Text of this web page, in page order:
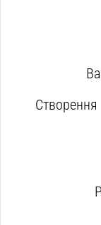
Створення